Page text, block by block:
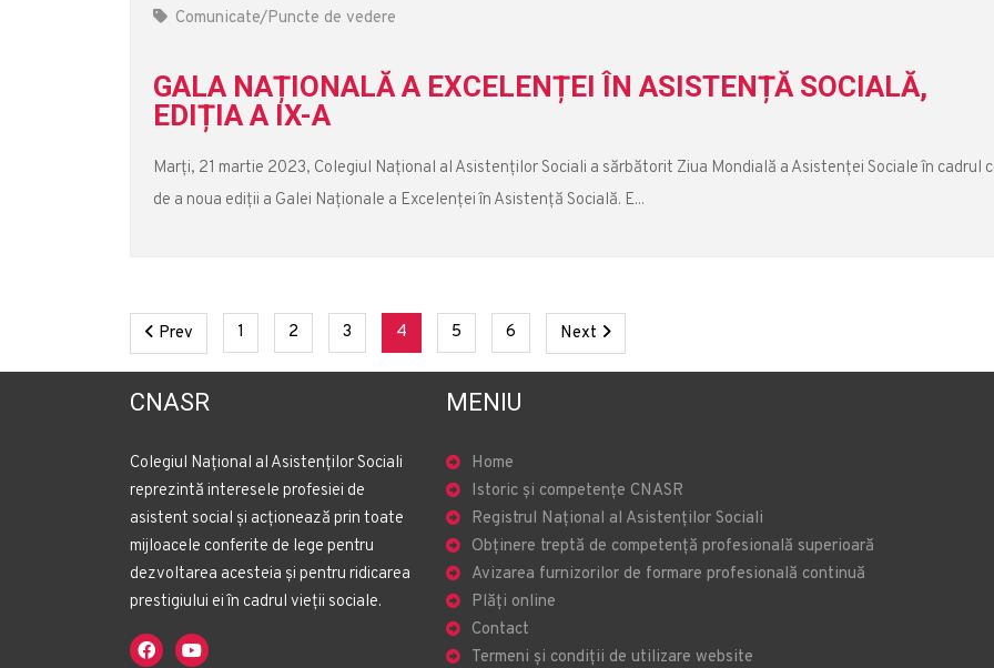
Comunicate/Puncte de vedere
GALA NAȚIONALĂ A EXCELENȚEI ÎN ASISTENȚĂ SOCIALĂ,
EDIȚIA A IX-A
Marţi, 21 martie 2023, Colegiul Naţional al Asistenţilor Sociali a sărbătorit Ziua Mondială a Asistenţei Sociale în cadrul
de a noua ediții a Galei Naţionale a Excelenţei în Asistenţă Socială. E...
Prev Previous
1 (current)
2 (current)
3 (current)
4 (current)
5 (current)
6 (current)Next Next
CNASR
Colegiul Național al Asistenților Sociali
reprezintă interesele profesiei de
asistent social și acționează prin toate
mijloacele conferite de lege pentru
dezvoltarea acesteia și pentru ridicarea
prestigiului ei în cadrul vieții sociale.
MENIU
Home
Istoric și competențe CNASR
Registrul Național al Asistenților Sociali
Obținere treptă de competență profesională superioară
Avizarea furnizorilor de formare profesională continuă
Plăți online
Contact
Termeni și condiții de utilizare website